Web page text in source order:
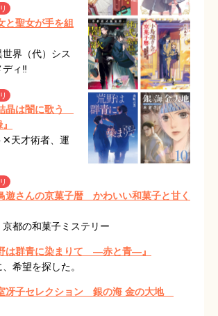
と聖女が手を組
界（代）シス
ディ‼
晶は闇に歌う
✕天才術者、運
遊さんの京菓子暦 かわいい和菓子と甘く
都の和菓子ミステリー
は群青に染まりて ―赤と青―』
希望を探した。
冴子セレクション 銀の海 金の大地